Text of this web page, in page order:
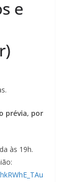
e
prévia, por
às 19h.